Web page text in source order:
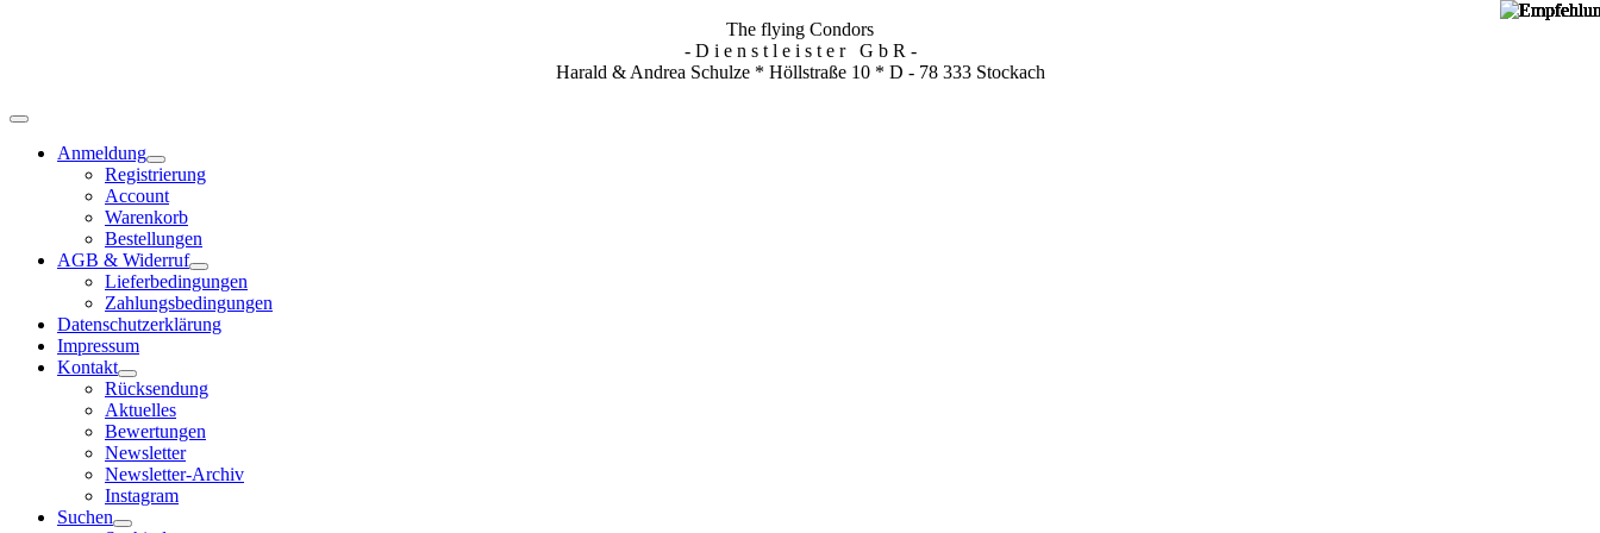
The flying Condors
- D i e n s t l e i s t e r G b R -
Harald & Andrea Schulze * Höllstraße 10 * D - 78 333 Stockach
Anmeldung
Registrierung
Account
Warenkorb
Bestellungen
AGB & Widerruf
Lieferbedingungen
Zahlungsbedingungen
Datenschutzerklärung
Impressum
Kontakt
Rücksendung
Aktuelles
Bewertungen
Newsletter
Newsletter-Archiv
Instagram
Suchen